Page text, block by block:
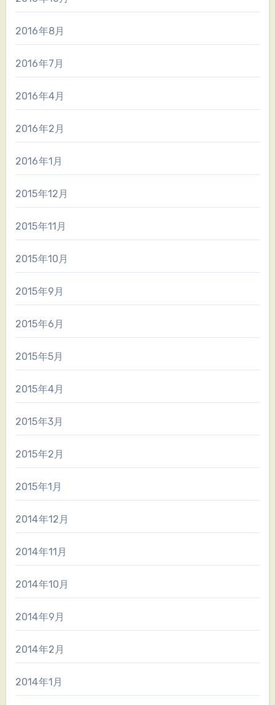
2016年8月
2016年7月
2016年4月
2016年2月
2016年1月
2015年12月
2015年11月
2015年10月
2015年9月
2015年6月
2015年5月
2015年4月
2015年3月
2015年2月
2015年1月
2014年12月
2014年11月
2014年10月
2014年9月
2014年2月
2014年1月